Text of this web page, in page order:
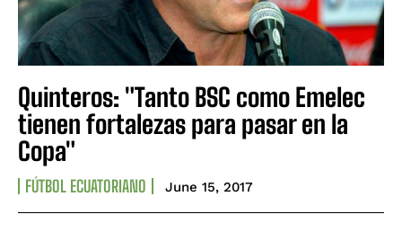
Quinteros: "Tanto BSC como Emelec
tienen fortalezas para pasar en la
Copa"
FÚTBOL ECUATORIANO June 15, 2017